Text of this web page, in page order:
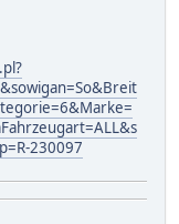
230097